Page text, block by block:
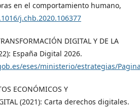
en el comportamiento humano,
j.chb.2020.106377
DIGITAL Y DE LA
España Digital 2026.
eses/ministerio/estrategias/
ECONÓMICOS Y
(2021): Carta derechos digitales.